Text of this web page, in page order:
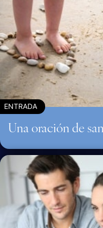
ENTRADA
Una oración de